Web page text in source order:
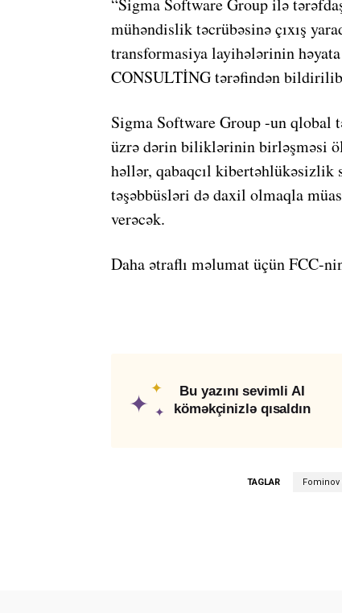
mühəndislik təcrübəsinə çıxış
transformasiya layihələrinin
CONSULTİNG tərəfindən
Sigma Software Group -un
üzrə dərin biliklərinin birləşməsi
həllər, qabaqcıl kibertəhlükəsizlik
təşəbbüsləri də daxil olmaqla
verəcək.
Daha ətraflı məlumat üçün FCC-
✦
✦
✦
Bu yazını sevimli AI
köməkçinizlə qısaldın
TAGLAR Fominov